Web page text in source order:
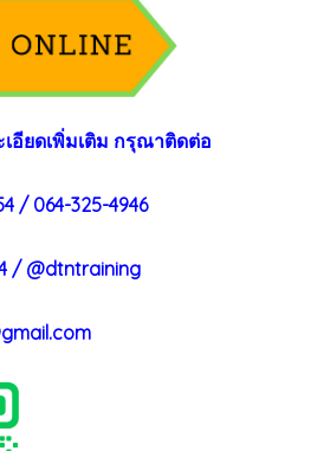
อียดเพิ่มเติม กรุณาติดต่อ
/ 064-325-4946
/ @dtntraining